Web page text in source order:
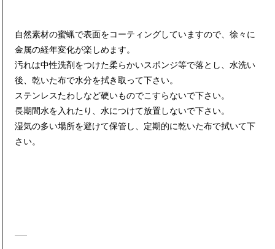
自然素材の蜜蝋で表面をコーティングしていますので、徐々に
金属の経年変化が楽しめます。
汚れは中性洗剤をつけた柔らかいスポンジ等で落とし、水洗い
後、乾いた布で水分を拭き取って下さい。
ステンレスたわしなど硬いものでこすらないで下さい。
長期間水を入れたり、水につけて放置しないで下さい。
湿気の多い場所を避けて保管し、定期的に乾いた布で拭いて下
さい。